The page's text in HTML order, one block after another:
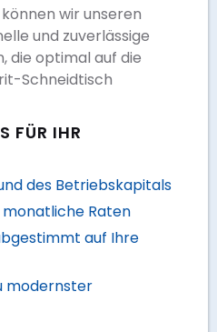
wir unseren
und zuverlässige
die optimal auf die
Schneidtisch
FÜR IHR
des Betriebskapitals
Raten
auf Ihre
modernster